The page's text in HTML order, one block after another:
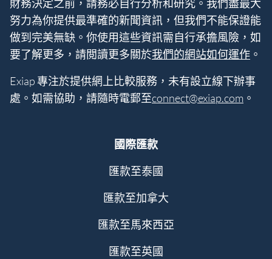
財務決定之前，請務必自行分析和研究。我們盡最大
努力為你提供最準確的新聞資訊，但我們不能保證能
做到完美無缺。你使用這些資訊需自行承擔風險，如
要了解更多，請閲讀更多關於我們的網站如何運作 。
Exiap 專注於提供網上比較服務，未有設立線下辦事
處。如需協助，請隨時電郵至connect@exiap.com 。
國際匯款
匯款至泰國
匯款至加拿大
匯款至馬來西亞
匯款至英國